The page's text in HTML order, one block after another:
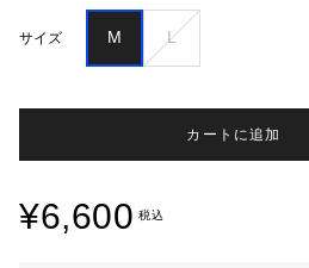
サイズ M L
カートに追加
¥6,600 税込